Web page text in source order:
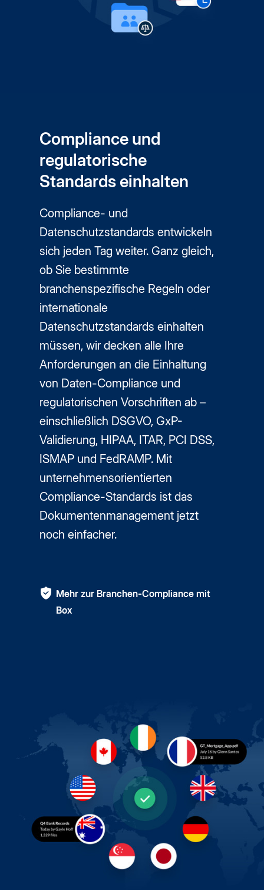
Compliance und
regulatorische
Standards einhalten
Compliance- und
Datenschutzstandards entwickeln
sich jeden Tag weiter. Ganz gleich,
ob Sie bestimmte
branchenspezifische Regeln oder
internationale
Datenschutzstandards einhalten
müssen, wir decken alle Ihre
Anforderungen an die Einhaltung
von Daten-Compliance und
regulatorischen Vorschriften ab –
einschließlich DSGVO, GxP-
Validierung, HIPAA, ITAR, PCI DSS,
ISMAP und FedRAMP. Mit
unternehmensorientierten
Compliance-Standards ist das
Dokumentenmanagement jetzt
noch einfacher.
Mehr zur Branchen-Compliance mit
Box